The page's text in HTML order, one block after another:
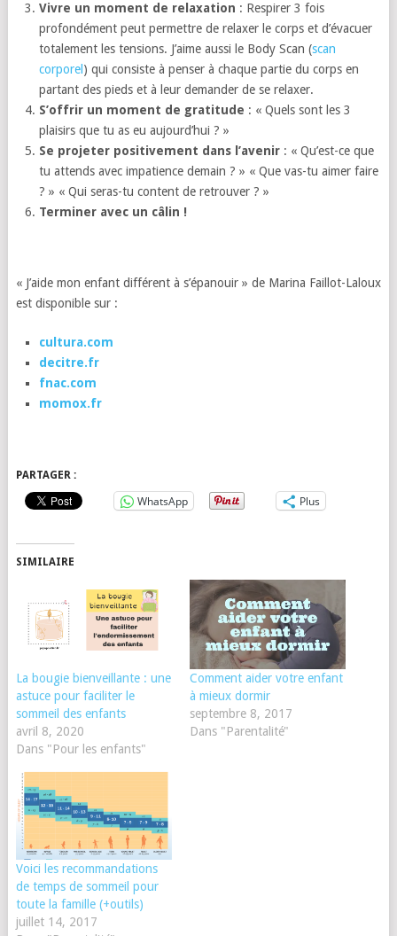
Vivre un moment de relaxation : Respirer 3 fois
profondément peut permettre de relaxer le corps et d’évacuer
totalement les tensions. J’aime aussi le Body Scan (scan
corporel ) qui consiste à penser à chaque partie du corps en
partant des pieds et à leur demander de se relaxer.
S’offrir un moment de gratitude : « Quels sont les 3
plaisirs que tu as eu aujourd’hui ? »
Se projeter positivement dans l’avenir : « Qu’est-ce que
tu attends avec impatience demain ? » « Que vas-tu aimer faire
? » « Qui seras-tu content de retrouver ? »
Terminer avec un câlin !
« J’aide mon enfant différent à s’épanouir » de Marina Faillot-Laloux
est disponible sur :
cultura.com
decitre.fr
fnac.com
momox.fr
PARTAGER :
WhatsApp Plus
SIMILAIRE
La bougie bienveillante : une
astuce pour faciliter le
sommeil des enfants
avril 8, 2020
Dans "Pour les enfants"
Comment aider votre enfant
à mieux dormir
septembre 8, 2017
Dans "Parentalité"
Voici les recommandations
de temps de sommeil pour
toute la famille (+outils)
juillet 14, 2017